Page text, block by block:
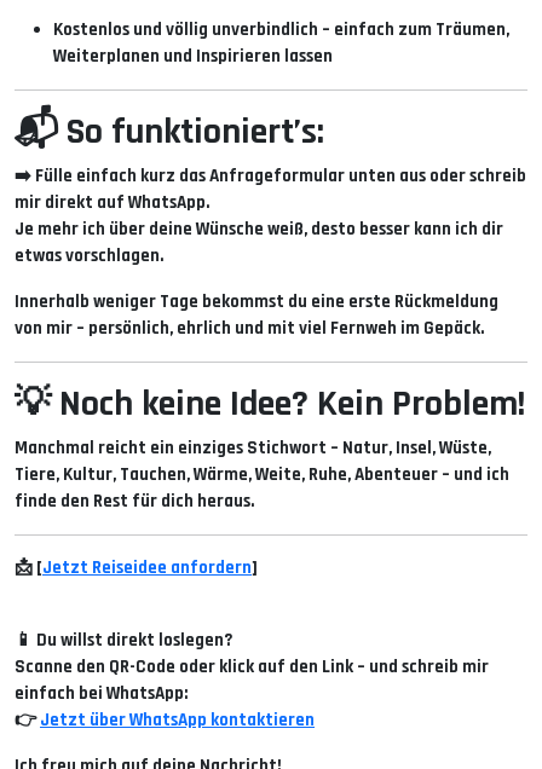
Kostenlos und völlig unverbindlich – einfach zum Träumen,
Weiterplanen und Inspirieren lassen
📬 So funktioniert’s:
➡️ Fülle einfach kurz das Anfrageformular unten aus oder schreib
mir direkt auf WhatsApp.
Je mehr ich über deine Wünsche weiß, desto besser kann ich dir
etwas vorschlagen.
Innerhalb weniger Tage bekommst du eine erste Rückmeldung
von mir – persönlich, ehrlich und mit viel Fernweh im Gepäck.
💡 Noch keine Idee? Kein Problem!
Manchmal reicht ein einziges Stichwort – Natur, Insel, Wüste,
Tiere, Kultur, Tauchen, Wärme, Weite, Ruhe, Abenteuer – und ich
finde den Rest für dich heraus.
📩 [Jetzt Reiseidee anfordern]
📱 Du willst direkt loslegen?
Scanne den QR-Code oder klick auf den Link – und schreib mir
einfach bei WhatsApp:
👉Jetzt über WhatsApp kontaktieren